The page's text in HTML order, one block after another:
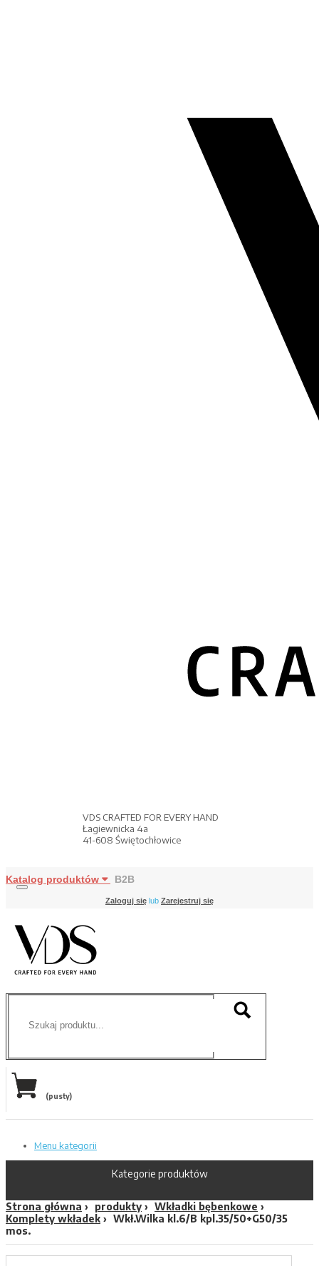
VDS CRAFTED FOR EVERY HAND
Łagiewnicka 4a
41-608 Świętochłowice
Katalog produktów B2B
Zaloguj się lub Zarejestruj się
(pusty)
Menu kategorii
Kategorie produktów
Strona główna produkty
Wkładki bębenkowe
Komplety wkładek
Wkł.Wilka kl.6/B kpl.35/50+G50/35
mos.